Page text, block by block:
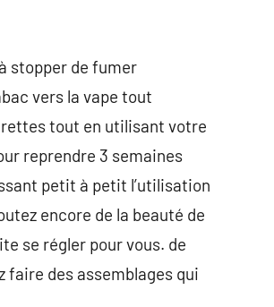
stopper de fumer
vers la vape tout
tout en utilisant votre
reprendre 3 semaines
petit à petit l’utilisation
encore de la beauté de
se régler pour vous. de
des assemblages qui